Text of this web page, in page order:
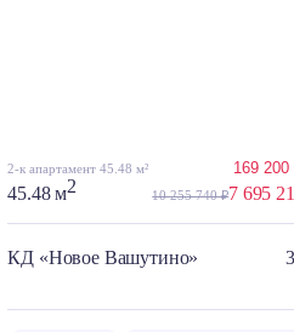
2-к апартамент 45.48 м²
45.48 м2
169
10 255 740 ₽7 695
КД «Новое Вашутино»